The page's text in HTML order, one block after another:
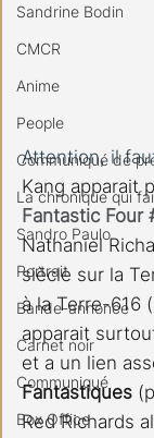
Sandrine Bodin
CMCR
Anime
People
Communiqué de
La chronique qui
Sandro Paulo
Portrait
Bande-annonce
Carnet noir
Communiqué
Box Office
Attention, il
Kang apparait
Fantastic Four
Nathaniel
siècle sur la
à la Terre-616
apparait
et a un lien
Fantastiques
Red Richards